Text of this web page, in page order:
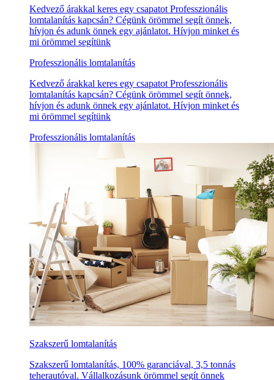
Kedvező árakkal keres egy csapatot Professzionális
lomtalanítás kapcsán? Cégünk örömmel segít önnek,
hívjon és adunk önnek egy ajánlatot. Hívjon minket és
mi örömmel segítünk
Professzionális lomtalanítás
Kedvező árakkal keres egy csapatot Professzionális
lomtalanítás kapcsán? Cégünk örömmel segít önnek,
hívjon és adunk önnek egy ajánlatot. Hívjon minket és
mi örömmel segítünk
Professzionális lomtalanítás
Szakszerű lomtalanítás
Szakszerű lomtalanítás, 100% garanciával, 3,5 tonnás
teherautóval. Vállalkozásunk örömmel segít önnek